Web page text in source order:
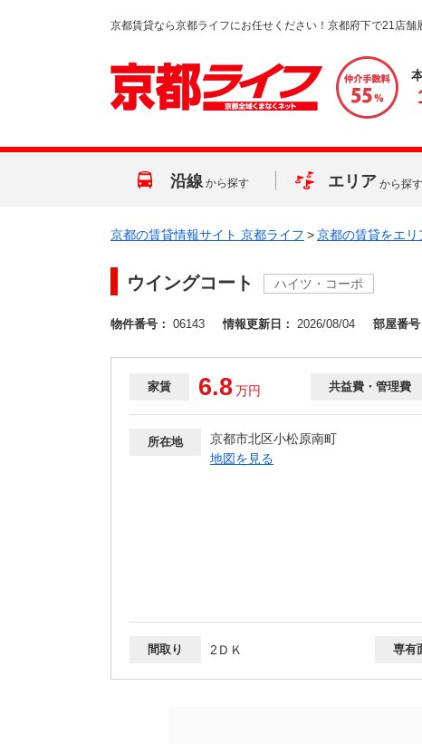
京都賃貸なら京都ライフにお任せください！京都府下で21店舗
沿線 から探す エリア から探す
京都の賃貸情報サイト 京都ライフ >京都の賃貸をエリ
ウイングコート ハイツ・コーポ
物件番号： 06143 情報更新日： 2026/08/04 部屋番号
家賃 6.8万円 共益費・管理費
所在地
京都市北区小松原南町
地図を見る
間取り 2ＤＫ 専有